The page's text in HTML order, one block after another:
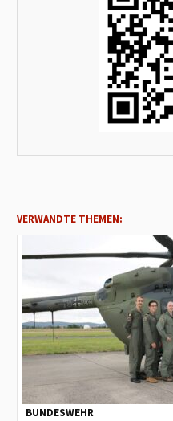
VERWANDTE THEMEN:
BUNDESWEHR